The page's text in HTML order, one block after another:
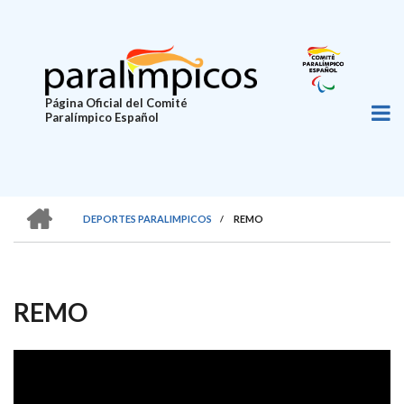
principal
Página Oficial del Comité
Paralímpico Español
SOBRESCRIBIR
DE
AYUDA
A
DEPORTES PARALIMPICOS
/ REMO
REMO